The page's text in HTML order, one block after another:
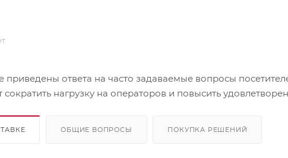
приведены ответа на часто задаваемые вопросы
сократить нагрузку на операторов и повысить
ОБЩИЕ ВОПРОСЫ ПОКУПКА РЕШЕНИЙ